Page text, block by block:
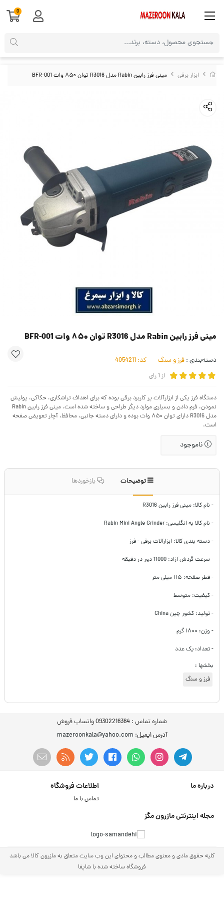
ابزار برقی مینی فرز رابین Rabin مدل R3016 توان ۸۵۰ وات BFR-001
مینی فرز رابین Rabin مدل R3016 توان ۸۵۰ وات BFR-001
دسته‌بندی : فرز و سنگ کد:
از 1رای
دستگاه فرز یکی از ابزارآلات پر کاربرد برقی بوده که برای اهداف تراشکاری، حکاکی، پولیش
نمودن، فرم دادن و بسیاری موارد دیگر طراحی و ساخته شده است. مینی فرز رابین Rabin
مدل R3016 دارای توان ۸۵۰ وات بوده و دارای دسته جانبی، محافظ، آچار تعویض صفحه
است.
ناموجود
توضیحات بازخوردها
- نام کالا: مینی فرز رابین R3016
- نام کالا به انگلیسی: Rabin Mini Angle Grinder
- دسته بندی کالا: ابزارآلات برقی - فرز
- سرعت گردش آزاد: 11000 دور در دقیقه
- قطر صفحه: ۱۱۵ میلی متر
- کیفیت: متوسط
- تولید: کشور چین China
- وزن: ۱۸۰۰ گرم
- تعداد: یک عدد
بخشها :
فرز و سنگ
شماره تماس : 09302216364 واتساپ فروش
آدرس ایمیل: mazeroonkala@yahoo.com
درباره ما اطلاعات فروشگاه
تماس با ما
مجله اینترنتی مازرون مگز
کلیه حقوق مادی و معنوی مطالب و محتوای این وب سایت متعلق به مازرون کالا می باشد
فروشگاه ساخته شده با شاپفا
0